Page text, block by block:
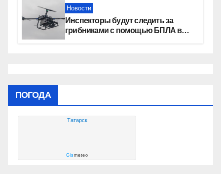
Новости
Инспекторы будут следить за
грибниками с помощью БПЛА в
ПОГОДА
Татарск
Gismeteo